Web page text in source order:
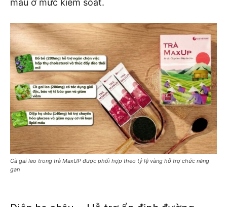
máu ở mức kiểm soát.
Cà gai leo trong trà MaxUP được phối hợp theo tỷ lệ vàng hỗ trợ chức năng
gan